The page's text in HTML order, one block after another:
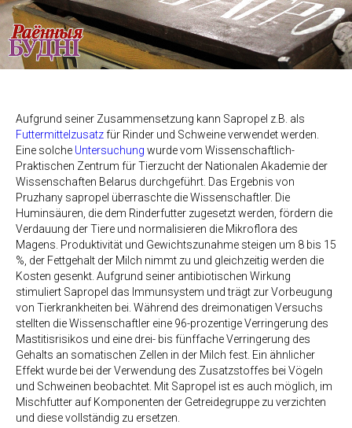
Aufgrund seiner Zusammensetzung kann Sapropel z.B. als
Futtermittelzusatzfür Rinder und Schweine verwendet werden.
Eine solche Untersuchung wurde vom Wissenschaftlich-
Praktischen Zentrum für Tierzucht der Nationalen Akademie der
Wissenschaften Belarus durchgeführt. Das Ergebnis von
Pruzhany sapropel überraschte die Wissenschaftler. Die
Huminsäuren, die dem Rinderfutter zugesetzt werden, fördern die
Verdauung der Tiere und normalisieren die Mikroflora des
Magens. Produktivität und Gewichtszunahme steigen um 8 bis 15
%, der Fettgehalt der Milch nimmt zu und gleichzeitig werden die
Kosten gesenkt. Aufgrund seiner antibiotischen Wirkung
stimuliert Sapropel das Immunsystem und trägt zur Vorbeugung
von Tierkrankheiten bei. Während des dreimonatigen Versuchs
stellten die Wissenschaftler eine 96-prozentige Verringerung des
Mastitisrisikos und eine drei- bis fünffache Verringerung des
Gehalts an somatischen Zellen in der Milch fest. Ein ähnlicher
Effekt wurde bei der Verwendung des Zusatzstoffes bei Vögeln
und Schweinen beobachtet. Mit Sapropel ist es auch möglich, im
Mischfutter auf Komponenten der Getreidegruppe zu verzichten
und diese vollständig zu ersetzen.